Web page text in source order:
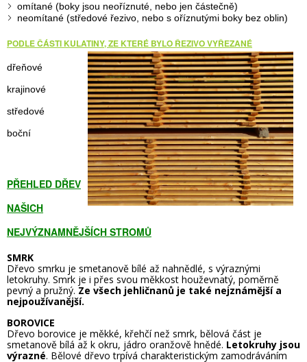
omítané (boky jsou neoříznuté, nebo jen částečně)
neomítané (středové řezivo, nebo s oříznutými boky bez oblin)
PODLE ČÁSTI KULATINY, ZE KTERÉ BYLO ŘEZIVOVYŘEZANÉ
dřeňové
krajinové
středové
boční
PŘEHLED DŘEV
NAŠICH
NEJVÝZNAMNĚJŠÍCH STROMŮ
SMRK
Dřevo smrku je smetanově bílé až nahnědlé, s výraznými
letokruhy. Smrk je i přes svou měkkost houževnatý, poměrně
pevný a pružný.Ze všech jehličnanů je také nejznámější a
nejpoužívanější.
BOROVICE
Dřevo borovice je měkké, křehčí než smrk, bělová část je
smetanově bílá až k okru, jádro oranžově hnědé. Letokruhy jsou
výrazné. Bělové dřevo trpívá charakteristickým zamodráváním